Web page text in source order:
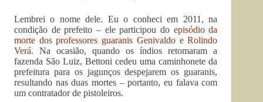
Lembrei o nome dele. Eu o conheci em 2011, na
condição de prefeito – ele participou do episódio da
morte dos professores guaranis Genivaldo e Rolindo
Verá. Na ocasião, quando os índios retomaram a
fazenda São Luiz, Bettoni cedeu uma caminhonete da
prefeitura para os jagunços despejarem os guaranis,
resultando nas duas mortes – portanto, eu falava com
um contratador de pistoleiros.